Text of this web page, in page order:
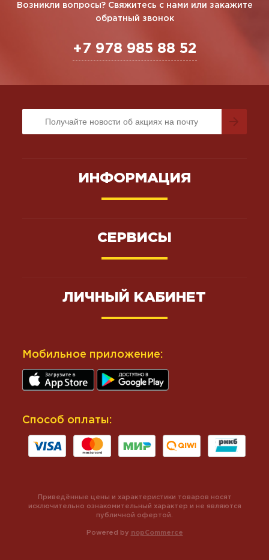
Возникли вопросы? Свяжитесь с нами или закажите
обратный звонок
+7 978 985 88 52
ИНФОРМАЦИЯ
СЕРВИСЫ
ЛИЧНЫЙ КАБИНЕТ
Мобильное приложение:
Способ оплаты:
Powered by nopCommerce
Приведённые цены и характеристики товаров носят
исключительно ознакомительный характер и не являются
публичной офертой.